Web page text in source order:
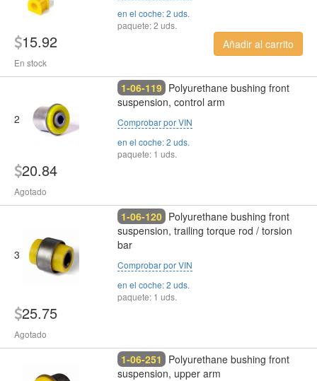
en el coche: 2 uds.
paquete: 2 uds.
15.92
En stock
Añadir al carrito
2
1-06-119 Polyurethane bushing front
suspension, control arm
Comprobar por VIN
en el coche: 2 uds.
paquete: 1 uds.
20.84
Agotado
3
1-06-120 Polyurethane bushing front
suspension, trailing torque rod / torsion
bar
Comprobar por VIN
en el coche: 2 uds.
paquete: 1 uds.
25.75
Agotado
1-06-251 Polyurethane bushing front
suspension, upper arm